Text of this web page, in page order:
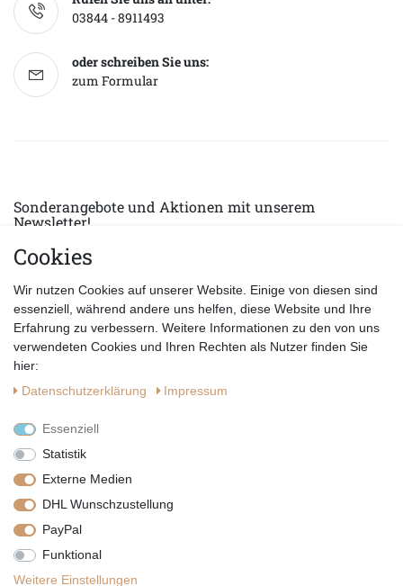
03844 - 8911493
oder schreiben Sie uns:
zum Formular
Sonderangebote und Aktionen mit unserem
Newsletter!
E-MAIL *
Datenschutzerklärung
Vertrag widerrufen
Cookies
Wir nutzen Cookies auf unserer Website. Einige von diesen sind
essenziell, während andere uns helfen, diese Website und Ihre
Erfahrung zu verbessern. Weitere Informationen zu den von uns
verwendeten Cookies und Ihren Rechten als Nutzer finden Sie
hier:
Daten­schutz­erklärung
Impressum
Essenziell
Statistik
Externe Medien
DHL Wunschzustellung
PayPal
Funktional
Weitere Einstellungen